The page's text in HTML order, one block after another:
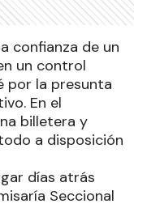
confianza de un
un control
por la presunta
En el
billetera y
a disposición
días atrás
Seccional